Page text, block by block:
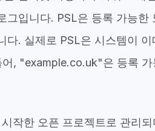
그입니다. PSL은 등록 가능
다. 실제로 PSL은 시스템이
어, "example.co.uk"은 등록
작한 오픈 프로젝트로 관리